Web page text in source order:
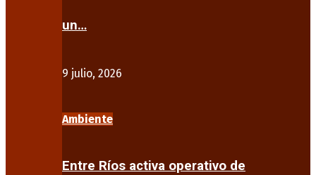
un…
9 julio, 2026
Ambiente
Entre Ríos activa operativo de